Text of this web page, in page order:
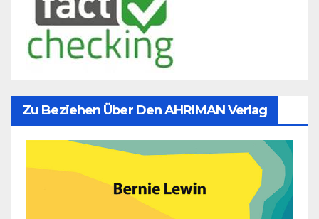
Zu Beziehen Über Den AHRIMAN Verlag